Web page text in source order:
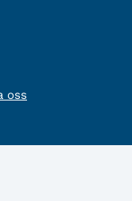
oss